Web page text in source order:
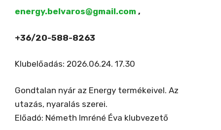
energy.belvaros@gmail.com ,
+36/20-588-8263
Klubelőadás: 2026.06.24. 17.30
Gondtalan nyár az Energy termékeivel. Az
utazás, nyaralás szerei.
Előadó: Németh Imréné Éva klubvezető